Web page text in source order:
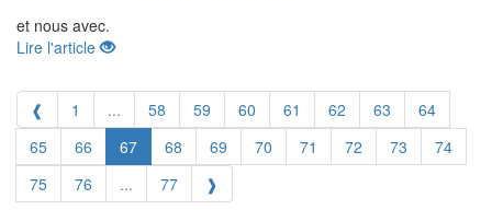
et nous avec.
Lire l'article
❰ 1 ... 58 59 60 61 62 63
64
65
66 67 68 69 70 71 72 73
74
75
76 ... 77 ❱